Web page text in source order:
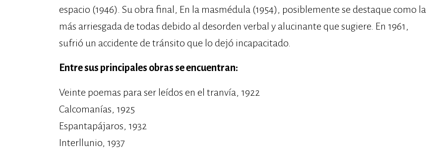
espacio (1946). Su obra final, En la masmédula (1954), posiblemente se destaque como la
más arriesgada de todas debido al desorden verbal y alucinante que sugiere. En 1961,
sufrió un accidente de tránsito que lo dejó incapacitado.
Entre sus principales obras se encuentran:
Veinte poemas para ser leídos en el tranvía, 1922
Calcomanías, 1925
Espantapájaros, 1932
Interllunio, 1937